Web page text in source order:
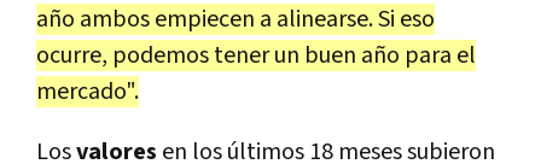
año ambos empiecen a alinearse. Si eso
ocurre, podemos tener un buen año para el
mercado".
Losvalores en los últimos 18 meses subieron